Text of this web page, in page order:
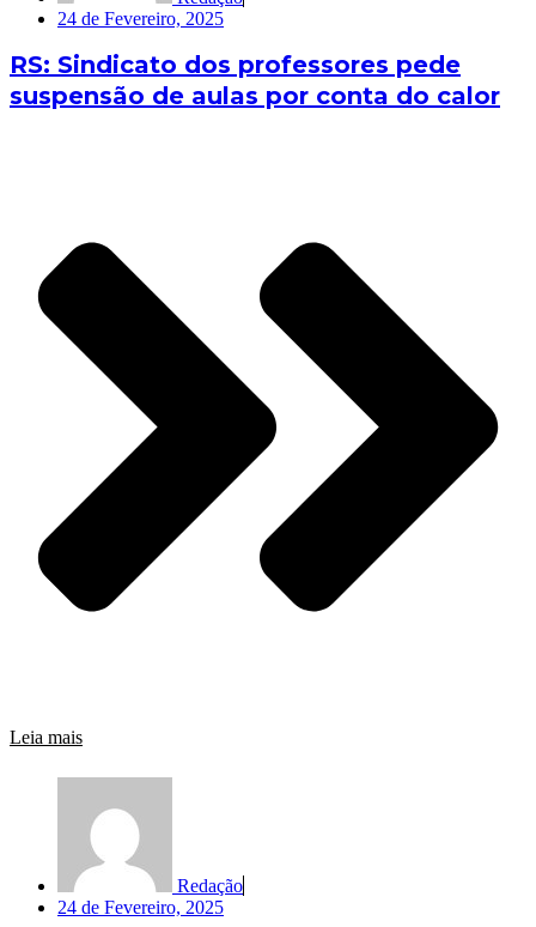
24 de Fevereiro, 2025
RS: Sindicato dos professores pede
suspensão de aulas por conta do calor
Leia mais
Redação
24 de Fevereiro, 2025